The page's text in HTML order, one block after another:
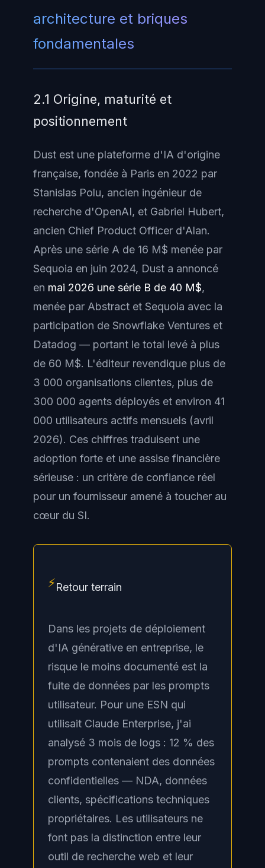
architecture et briques
fondamentales
2.1 Origine, maturité et
positionnement
Dust est une plateforme d'IA d'origine
française, fondée à Paris en 2022 par
Stanislas Polu, ancien ingénieur de
recherche d'OpenAI, et Gabriel Hubert,
ancien Chief Product Officer d'Alan.
Après une série A de 16 M$ menée par
Sequoia en juin 2024, Dust a annoncé
en mai 2026 une série B de 40 M$,
menée par Abstract et Sequoia avec la
participation de Snowflake Ventures et
Datadog — portant le total levé à plus
de 60 M$. L'éditeur revendique plus de
3 000 organisations clientes, plus de
300 000 agents déployés et environ 41
000 utilisateurs actifs mensuels (avril
2026). Ces chiffres traduisent une
adoption forte et une assise financière
sérieuse : un critère de confiance réel
pour un fournisseur amené à toucher au
cœur du SI.
⚡Retour terrain
Dans les projets de déploiement
d'IA générative en entreprise, le
risque le moins documenté est la
fuite de données par les prompts
utilisateur. Pour une ESN qui
utilisait Claude Enterprise, j'ai
analysé 3 mois de logs : 12 % des
prompts contenaient des données
confidentielles — NDA, données
clients, spécifications techniques
propriétaires. Les utilisateurs ne
font pas la distinction entre leur
outil de recherche web et leur